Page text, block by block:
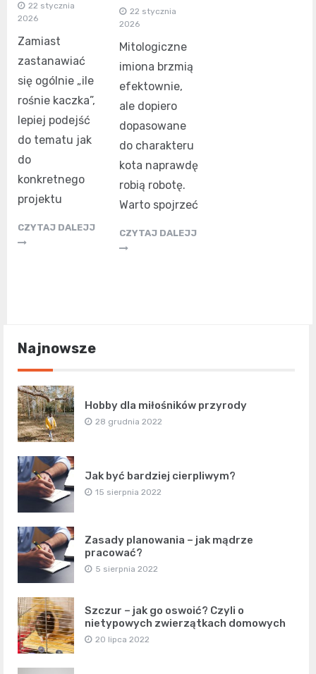
22 stycznia
2026
Zamiast
zastanawiać
się ogólnie „ile
rośnie kaczka”,
lepiej podejść
do tematu jak
do
konkretnego
projektu
CZYTAJ DALEJJ
22 stycznia
2026
Mitologiczne
imiona brzmią
efektownie,
ale dopiero
dopasowane
do charakteru
kota naprawdę
robią robotę.
Warto spojrzeć
CZYTAJ DALEJJ
Najnowsze
Hobby dla miłośników przyrody
28 grudnia 2022
Jak być bardziej cierpliwym?
15 sierpnia 2022
Zasady planowania – jak mądrze
pracować?
5 sierpnia 2022
Szczur – jak go oswoić? Czyli o
nietypowych zwierzątkach domowych
20 lipca 2022